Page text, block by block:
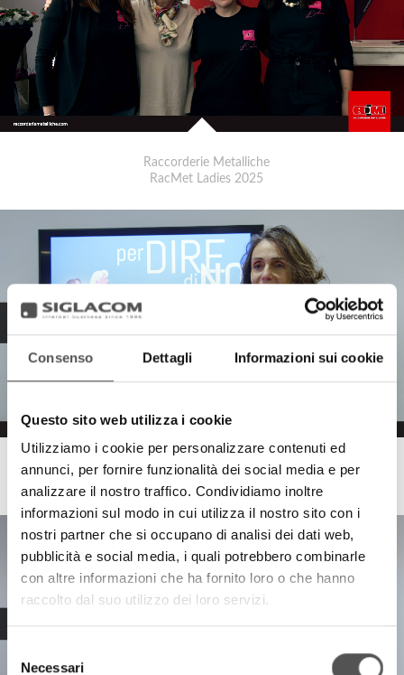
Consenso Dettagli Informazioni sui cookie
Questo sito web utilizza i cookie
Utilizziamo i cookie per personalizzare contenuti ed
annunci, per fornire funzionalità dei social media e per
analizzare il nostro traffico. Condividiamo inoltre
informazioni sul modo in cui utilizza il nostro sito con i
nostri partner che si occupano di analisi dei dati web,
pubblicità e social media, i quali potrebbero combinarle
con altre informazioni che ha fornito loro o che hanno
raccolto dal suo utilizzo dei loro servizi.
delNecessari
Raccorderie Metalliche
RacMet Ladies 2025
Raccorderie Metalliche
Relazioni che feriscono